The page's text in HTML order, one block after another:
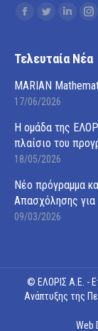
Find us on:
Facebook
opens
new
Twitter
opens
new
Linkedin
opens
new
Τελευταία Νέα
MARIAN
17/06/2026
Η ομάδα της
πλαίσιο του
18/05/2026
Νέο πρόγραμμα
Απασχόλησης για
09/03/2026
© ΕΛΟΡΙΣ Α.Ε. -
Ανάπτυξης της
Web